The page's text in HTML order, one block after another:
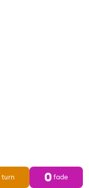
turn 0 fade